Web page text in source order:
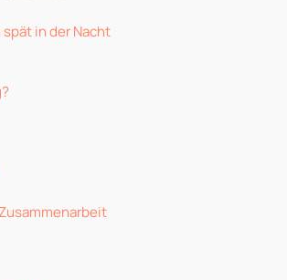
spät in der Nacht